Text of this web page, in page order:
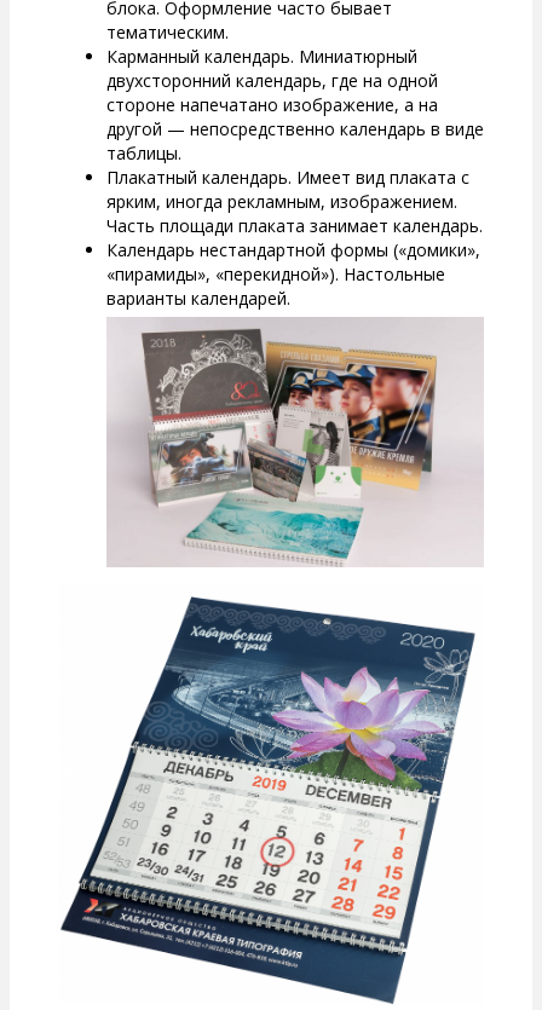
блока. Оформление часто бывает
тематическим.
Карманный календарь. Миниатюрный
двухсторонний календарь, где на одной
стороне напечатано изображение, а на
другой — непосредственно календарь в виде
таблицы.
Плакатный календарь. Имеет вид плаката с
ярким, иногда рекламным, изображением.
Часть площади плаката занимает календарь.
Календарь нестандартной формы («домики»,
«пирамиды», «перекидной»). Настольные
варианты календарей.